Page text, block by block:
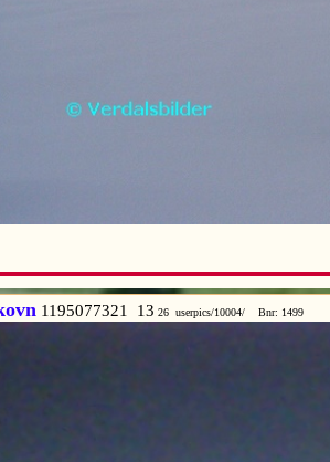
1195077321 13 26 userpics/10004/ Bnr: 1499